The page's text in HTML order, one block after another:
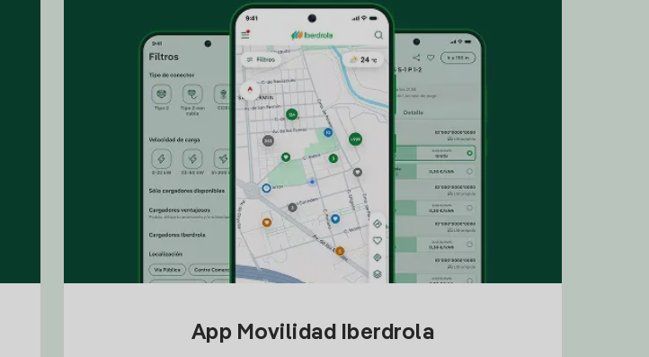
App Movilidad Iberdrola